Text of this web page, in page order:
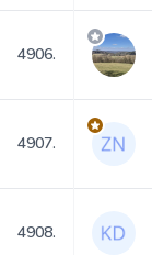
4906.
4907.
4908.